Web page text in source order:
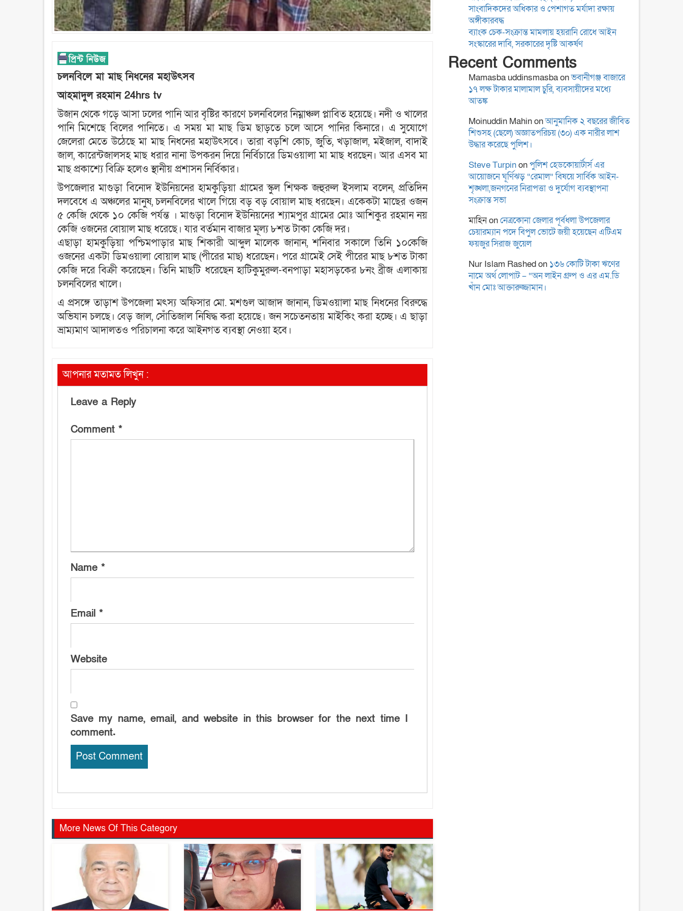
চলনবিলে মা মাছ নিধনের মহাউৎসব
আহমাদুল রহমান 24hrs tv
উজান থেকে গড়ে আসা ঢলের পানি আর বৃষ্টির কারণে চলনবিলের নিম্নাঞ্চল প্লাবিত হয়েছে। নদী ও খালের
পানি মিশেছে বিলের পানিতে। এ সময় মা মাছ ডিম ছাড়তে চলে আসে পানির কিনারে। এ সুযোগে
জেলেরা মেতে উঠেছে মা মাছ নিধনের মহাউৎসবে। তারা বড়শি কোচ, জুতি, খড়াজাল, মইজাল, বাদাই
জাল, কারেন্টজালসহ মাছ ধরার নানা উপকরন দিয়ে নির্বিচারে ডিমওয়ালা মা মাছ ধরছেন। আর এসব মা
মাছ প্রকাশ্যে বিক্রি হলেও স্থানীয় প্রশাসন নির্বিকার।
উপজেলার মাগুড়া বিনোদ ইউনিয়নের হামকুড়িয়া গ্রামের স্কুল শিক্ষক জহুরুল ইসলাম বলেন, প্রতিদিন
দলবেধে এ অঞ্চলের মানুষ, চলনবিলের খালে গিয়ে বড় বড় বোয়াল মাছ ধরছেন। একেকটা মাছের ওজন
৫ কেজি থেকে ১০ কেজি পর্যন্ত । মাগুড়া বিনোদ ইউনিয়নের শ্যামপুর গ্রামের মোঃ আশিকুর রহমান নয়
কেজি ওজনের বোয়াল মাছ ধরেছে। যার বর্তমান বাজার মূল্য ৮শত টাকা কেজি দর।
এছাড়া হামকুড়িয়া পশ্চিমপাড়ার মাছ শিকারী আব্দুল মালেক জানান, শনিবার সকালে তিনি ১০কেজি
ওজনের একটা ডিমওয়ালা বোয়াল মাছ (পীরের মাছ) ধরেছেন। পরে গ্রামেই সেই পীরের মাছ ৮শত টাকা
কেজি দরে বিক্রী করেছেন। তিনি মাছটি ধরেছেন হাটিকুমুরুল-বনপাড়া মহাসড়কের ৮নং ব্রীজ এলাকায়
চলনবিলের খালে।
এ প্রসঙ্গে তাড়াশ উপজেলা মৎস্য অফিসার মো. মশগুল আজাদ জানান, ডিমওয়ালা মাছ নিধনের বিরুদ্ধে
অভিযান চলছে। বেড় জাল, সোঁতিজাল নিষিদ্ধ করা হয়েছে। জন সচেতনতায় মাইকিং করা হচ্ছে। এ ছাড়া
ভ্রাম্যমাণ আদালতও পরিচালনা করে আইনগত ব্যবস্থা নেওয়া হবে।
আপনার মতামত লিখুন :
Leave a Reply
Comment *
Name *
Email *
Website
Save my name, email, and website in this browser for the next time I
comment.
More News Of This Category
স্থানীয় সরকার নির্বাচনের
তফসিল ঘোষণা শিগগিরই:
ইসি
বাগমারা থানা পরিদর্শন
করলেন রাজশাহী রেঞ্জের
নবাগত ডিআইজি আশিক
ময়মনসিংহে কিশোরীকে
ধর্ষণ ও ভিডিও ধারণ করে
ব্ল্যাকমেইল,গ্রেপ্তার-১
জাতীয় সাংবাদিক সংস্থা ঢাকা
বিমানবন্দর থানা কমিটির
সাংবাদিকদের অধিকার ও পেশাগত মর্যাদা রক্ষায়
অঙ্গীকারবদ্ধ
ব্যাংক চেক-সংক্রান্ত মামলায় হয়রানি রোধে আইন
সংস্কারের দাবি, সরকারের দৃষ্টি আকর্ষণ
Recent Comments
Mamasba uddinsmasbaonভবানীগঞ্জ বাজারে
১৭ লক্ষ টাকার মালামাল চুরি, ব্যবসায়ীদের মধ্যে
আতঙ্ক
Moinuddin Mahinonআনুমানিক ২ বছরের জীবিত
শিশুসহ (ছেলে) অজ্ঞাতপরিচয় (৩০) এক নারীর লাশ
উদ্ধার করেছে পুলিশ।
Steve Turpinonপুলিশ হেডকোয়ার্টার্স এর
আয়োজনে ঘূর্ণিঝড় “রেমাল” বিষয়ে সার্বিক আইন-
শৃঙ্খলা,জনগনের নিরাপত্তা ও দুর্যোগ ব্যবস্থাপনা
সংক্রান্ত সভা
মাহিনonনেত্রকোনা জেলার পূর্বধলা উপজেলার
চেয়ারম্যান পদে বিপুল ভোটে জয়ী হয়েছেন এটিএম
ফয়জুর সিরাজ জুয়েল
Nur Islam Rashedon ১৩৬ কোটি টাকা ঋণের
নামে অর্থ লোপাট – “অন লাইন গ্রুপ ও এর এম.ডি
খাঁন মোঃ আক্তারুজ্জামান।